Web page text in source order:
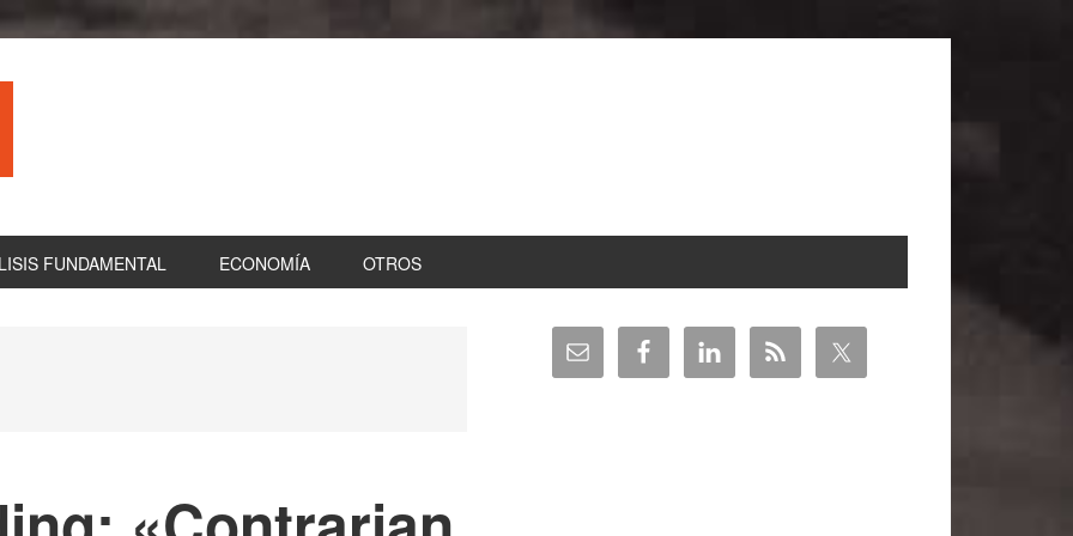
FUNDAMENTAL ECONOMÍA OTROS
Barra
lateral